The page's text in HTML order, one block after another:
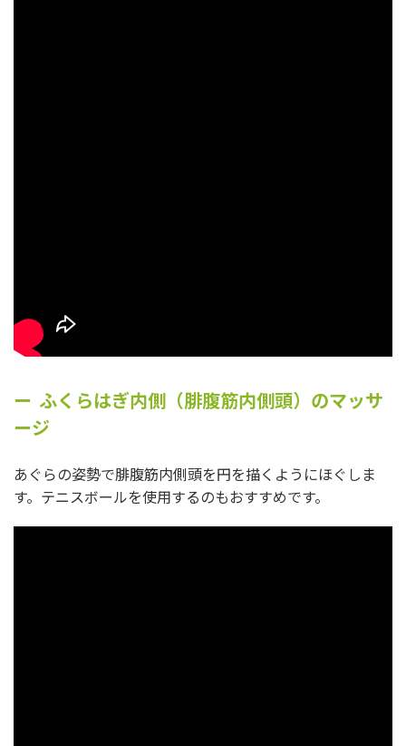
ふくらはぎ内側（腓腹筋内側頭）のマッサ
ージ
あぐらの姿勢で腓腹筋内側頭を円を描くようにほぐしま
す。テニスボールを使用するのもおすすめです。